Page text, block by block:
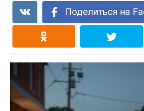
Поделиться на